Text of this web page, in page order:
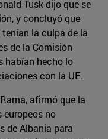
Tusk dijo que se
y concluyó que
la culpa de la
de la Comisión
habían hecho lo
con la UE.
afirmó que la
europeos no
de Albania para